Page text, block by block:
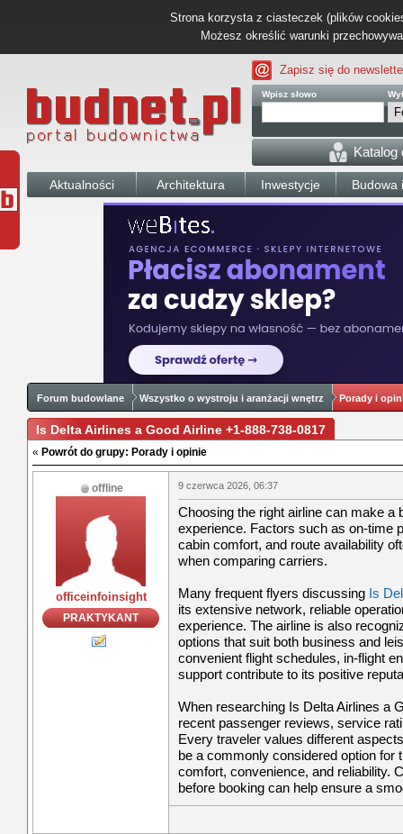
Strona korzysta z ciasteczek (plików
Możesz określić warunki
Zapisz się do
Wpisz słowo
Katalog
Aktualności Architektura Inwestycje Budowa
Forum budowlane Wszystko o wystroju i aranżacji wnętrz Porady i
Is Delta Airline​s a Good Airline +1-888-738-0817
« Powrót do grupy: Porady i opinie
offline
officeinfoinsight
PRAKTYKANT
9 czerwca 2026, 06:37
Choosing the right airline can make a
experience. Factors such as on-time
cabin comfort, and route availability
when comparing carriers.
Many frequent flyers discussing Is
its extensive network, reliable
experience. The airline is also
options that suit both business and
convenient flight schedules, in-flight
support contribute to its positive
When researching Is Delta Airlines a
recent passenger reviews, service
Every traveler values different
be a commonly considered option for
comfort, convenience, and reliability.
before booking can help ensure a